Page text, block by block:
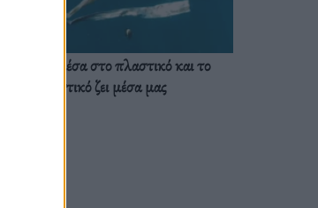
Ζούμε ήδη μέσα στο πλαστικό και το
πλαστικό ζει μέσα μας